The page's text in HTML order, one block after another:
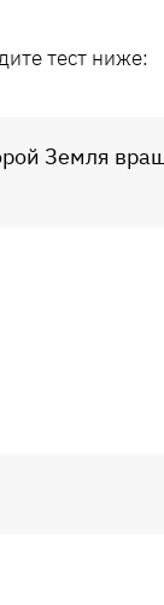
тест ниже:
Земля